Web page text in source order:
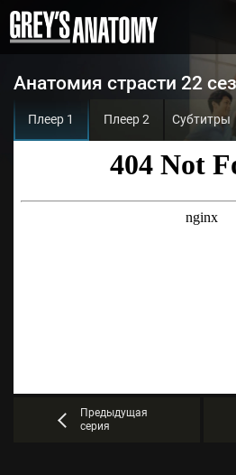
Анатомия страсти 22
Плеер 1 Плеер 2 Субтитры
Предыдущая
серия